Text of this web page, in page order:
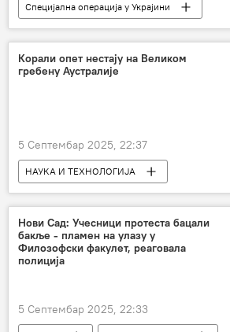
Специјална операција у Украјини
Специјална војна операција у Украјини – вести
Русија
Корали опет нестају на Великом
гребену Аустралије
5 Септембар 2025, 22:37
НАУКА И ТЕХНОЛОГИЈА
Наука и технологија
Аустралија
Друштво
Нови Сад: Учесници протеста бацали
бакље - пламен на улазу у
Филозофски факулет, реаговала
полиција
5 Септембар 2025, 22:33